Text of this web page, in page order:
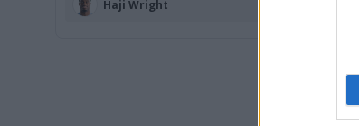
Haji Wright